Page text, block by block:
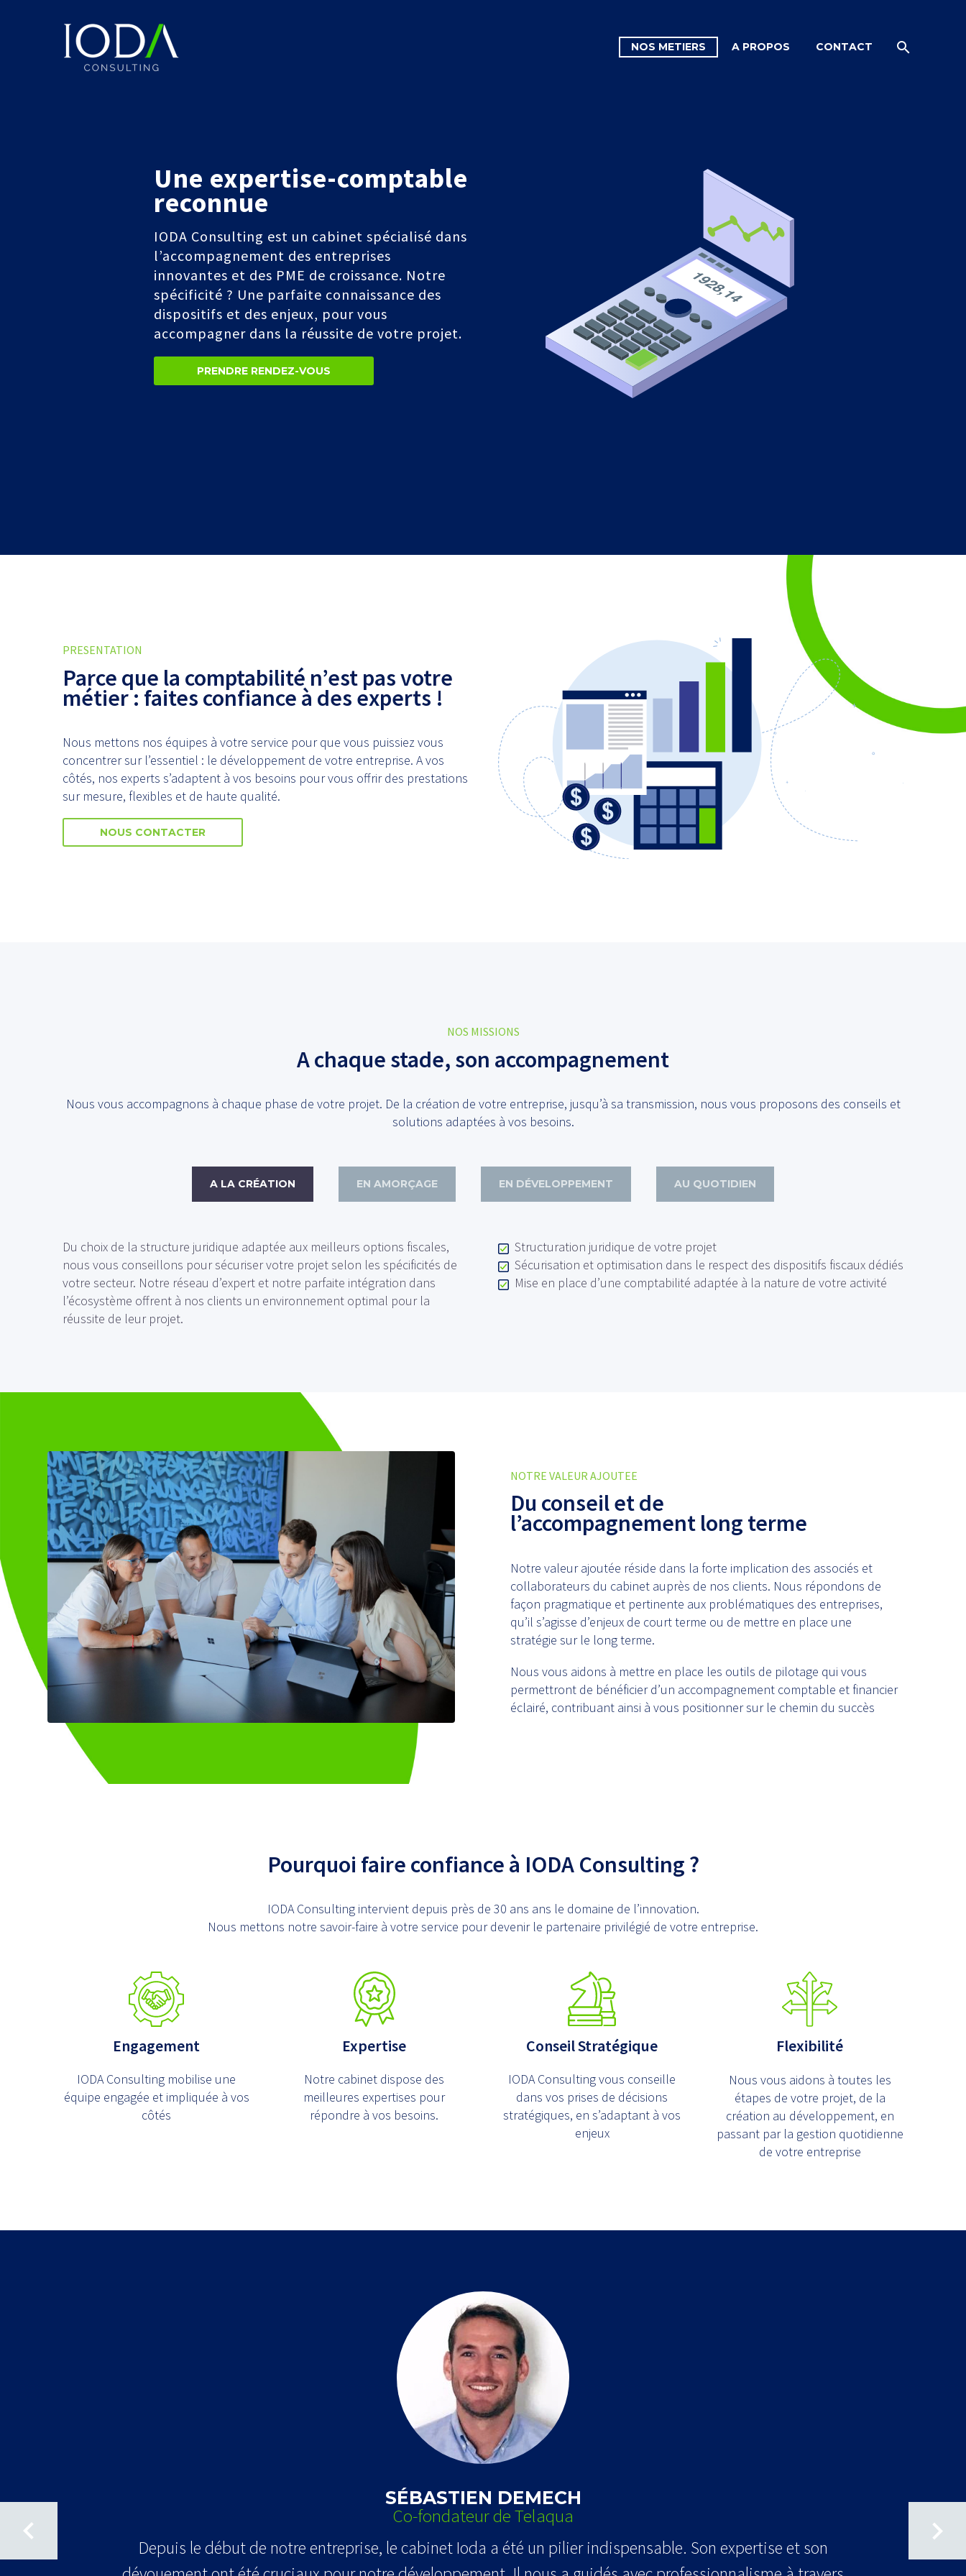
NOS METIERS A PROPOS CONTACT
Une expertise-comptable
reconnue
IODA Consulting est un cabinet spécialisé dans
l’accompagnement des entreprises
innovantes et des PME de croissance. Notre
spécificité ? Une parfaite connaissance des
dispositifs et des enjeux, pour vous
accompagner dans la réussite de votre projet.
PRENDRE RENDEZ-VOUS
PRESENTATION
Parce que la comptabilité n’est pas votre
métier : faites confiance à des experts !
Nous mettons nos équipes à votre service pour que vous puissiez vous
concentrer sur l’essentiel : le développement de votre entreprise. A vos
côtés, nos experts s’adaptent à vos besoins pour vous offrir des prestations
sur mesure, flexibles et de haute qualité.
NOUS CONTACTER
NOS MISSIONS
A chaque stade, son accompagnement
Nous vous accompagnons à chaque phase de votre projet. De la création de votre entreprise, jusqu’à sa transmission, nous vous proposons des conseils et
solutions adaptées à vos besoins.
A LA CRÉATION EN AMORÇAGE EN DÉVELOPPEMENT AU QUOTIDIEN
Du choix de la structure juridique adaptée aux meilleurs options fiscales,
nous vous conseillons pour sécuriser votre projet selon les spécificités de
votre secteur. Notre réseau d’expert et notre parfaite intégration dans
l’écosystème offrent à nos clients un environnement optimal pour la
réussite de leur projet.
Structuration juridique de votre projet
Sécurisation et optimisation dans le respect des dispositifs fiscaux dédiés
Mise en place d’une comptabilité adaptée à la nature de votre activité
NOTRE VALEUR AJOUTEE
Du conseil et de
l’accompagnement long terme
Notre valeur ajoutée réside dans la forte implication des associés et
collaborateurs du cabinet auprès de nos clients. Nous répondons de
façon pragmatique et pertinente aux problématiques des entreprises,
qu’il s’agisse d’enjeux de court terme ou de mettre en place une
stratégie sur le long terme.
Nous vous aidons à mettre en place les outils de pilotage qui vous
permettront de bénéficier d’un accompagnement comptable et financier
éclairé, contribuant ainsi à vous positionner sur le chemin du succès
Pourquoi faire confiance à IODA Consulting ?
IODA Consulting intervient depuis près de 30 ans ans le domaine de l’innovation.
Nous mettons notre savoir-faire à votre service pour devenir le partenaire privilégié de votre entreprise.
Engagement
IODA Consulting mobilise une
équipe engagée et impliquée à vos
côtés
Expertise
Notre cabinet dispose des
meilleures expertises pour
répondre à vos besoins.
Conseil Stratégique
IODA Consulting vous conseille
dans vos prises de décisions
stratégiques, en s’adaptant à vos
enjeux
Flexibilité
Nous vous aidons à toutes les
étapes de votre projet, de la
création au développement, en
passant par la gestion quotidienne
de votre entreprise
SÉBASTIEN DEMECH
Co-fondateur de Telaqua
Depuis le début de notre entreprise, le cabinet Ioda a été un pilier indispensable. Son expertise et son